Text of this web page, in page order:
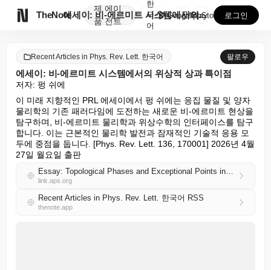
TheNote
제
품
에이
전트
에세이: 비-에르미트 시스템에서의 위상적 상과 특이점
한
국
어
GooglePlay
AppStore 로그인
Recent Articles in Phys. Rev. Lett. 한국어 팔로우
에세이: 비-에르미트 시스템에서의 위상적 상과 특이점
저자: 펑 쉬에
이 미래 지향적인 PRL 에세이에서 펑 쉬에는 응집 물질 및 양자
물리학의 기존 패러다임에 도전하는 새로운 비-에르미트 현상을
탐구하며, 비-에르미트 물리학과 위상수학의 인터페이스를 탐구
합니다. 이는 근본적인 물리학 발전과 잠재적인 기술적 응용 모
두에 중점을 둡니다. [Phys. Rev. Lett. 136, 170001] 2026년 4월
27일 월요일 출판
Essay: Topological Phases and Exceptional Points in Non-Hermitian Systems
link.aps.org
Recent Articles in Phys. Rev. Lett. 한국어 RSS
thenote.app